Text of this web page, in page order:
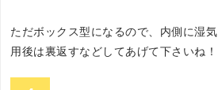
ただボックス型になるので、内側に湿
用後は裏返すなどしてあげて下さいね！